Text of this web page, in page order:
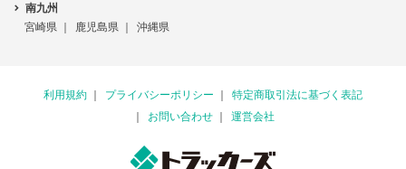
南九州
宮崎県
鹿児島県 沖縄県
利用規約 プライバシーポリシー
特定商取引法に基づく表記
お問い合わせ
運営会社